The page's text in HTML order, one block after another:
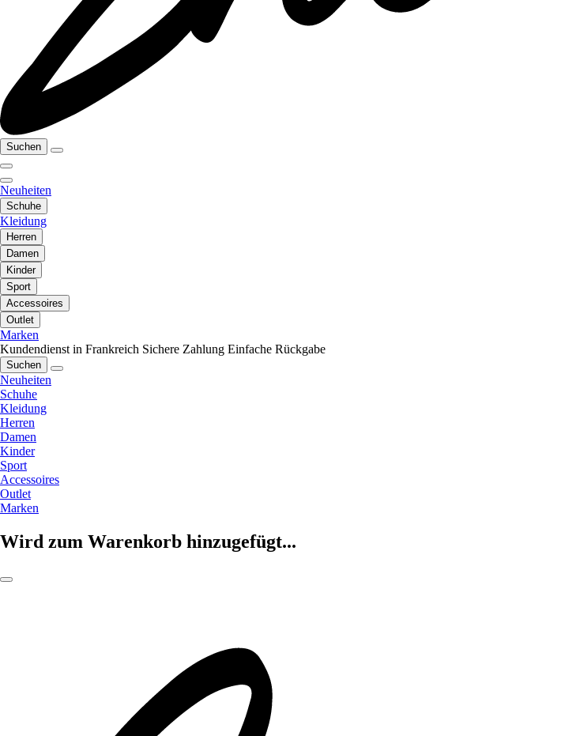
Suchen
Neuheiten
Schuhe
Kleidung
Herren
Damen
Kinder
Sport
Accessoires
Outlet
Marken
Kundendienst in Frankreich Sichere Zahlung Einfache Rückgabe
Suchen
Neuheiten
Schuhe
Kleidung
Herren
Damen
Kinder
Sport
Accessoires
Outlet
Marken
Wird zum Warenkorb hinzugefügt...